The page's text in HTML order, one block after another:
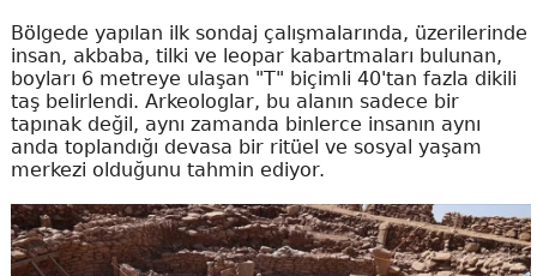
Bölgede yapılan ilk sondaj çalışmalarında, üzerilerinde
insan, akbaba, tilki ve leopar kabartmaları bulunan,
boyları 6 metreye ulaşan "T" biçimli 40'tan fazla dikili
taş belirlendi. Arkeologlar, bu alanın sadece bir
tapınak değil, aynı zamanda binlerce insanın aynı
anda toplandığı devasa bir ritüel ve sosyal yaşam
merkezi olduğunu tahmin ediyor.